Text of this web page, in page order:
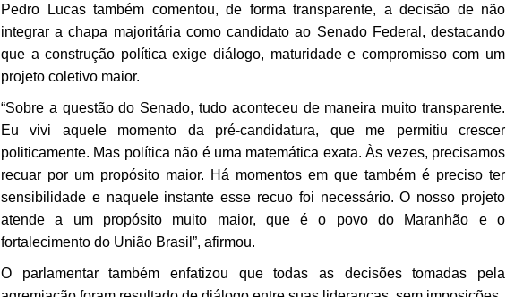
Pedro Lucas também comentou, de forma transparente, a decisão de não
integrar a chapa majoritária como candidato ao Senado Federal, destacando
que a construção política exige diálogo, maturidade e compromisso com um
projeto coletivo maior.
“Sobre a questão do Senado, tudo aconteceu de maneira muito transparente.
Eu vivi aquele momento da pré-candidatura, que me permitiu crescer
politicamente. Mas política não é uma matemática exata. Às vezes, precisamos
recuar por um propósito maior. Há momentos em que também é preciso ter
sensibilidade e naquele instante esse recuo foi necessário. O nosso projeto
atende a um propósito muito maior, que é o povo do Maranhão e o
fortalecimento do União Brasil”, afirmou.
O parlamentar também enfatizou que todas as decisões tomadas pela